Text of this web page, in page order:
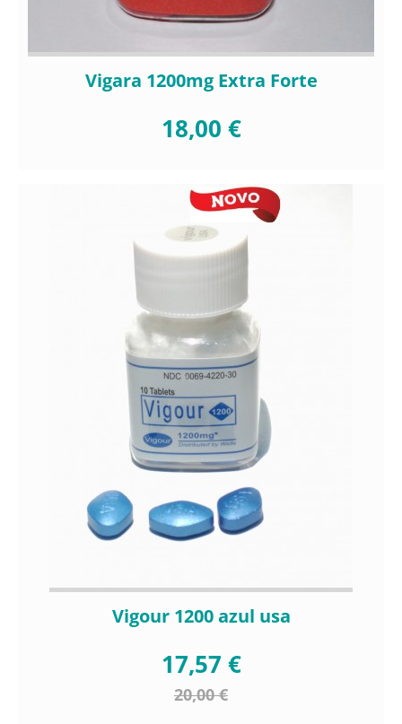
Vigara 1200mg Extra Forte
18,00 €
Vigour 1200 azul usa
17,57 €
20,00 €